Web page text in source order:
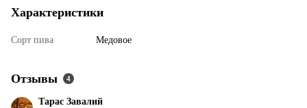
Характеристики
Сорт пива Медовое
Отзывы 4
Тарас Завалий